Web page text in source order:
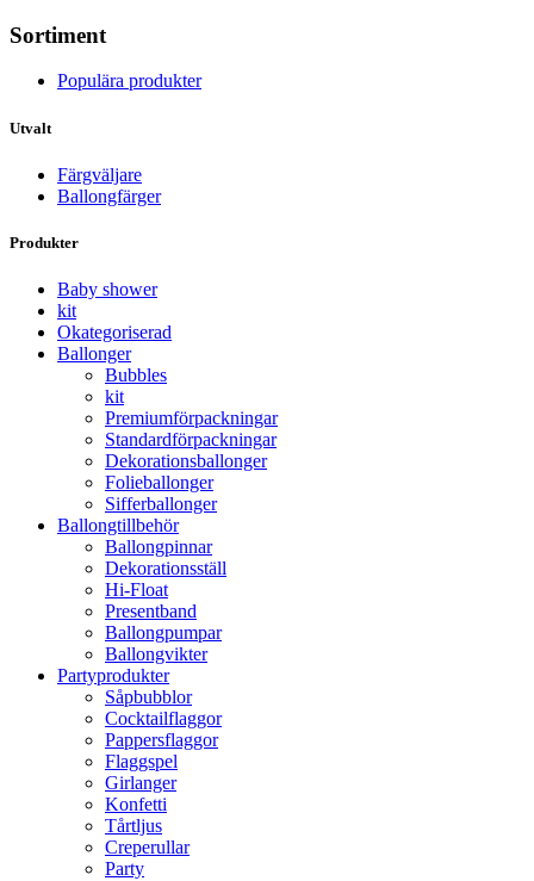
Sortiment
Populära produkter
Utvalt
Färgväljare
Ballongfärger
Produkter
Baby shower
kit
Okategoriserad
Ballonger
Bubbles
kit
Premium­förpackningar
Standard­­förpackningar
Dekorations­ballonger
Folie­­­ballonger
Siffer­­ballonger
Ballong­tillbehör
Ballongpinnar
Dekorationsställ
Hi-Float
Presentband
Ballongpumpar
Ballong­vikter
Party­­produkter
Såpbubblor
Cocktail­flaggor
Pappers­flaggor
Flaggspel
Girlanger
Konfetti
Tårtljus
Creperullar
Party